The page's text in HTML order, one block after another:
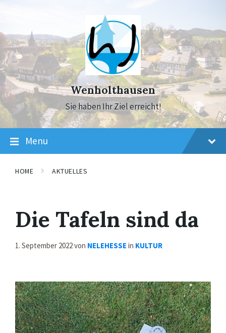
navigation
Wenholthausen
Sie haben Ihr Ziel erreicht!
Menu
HOME AKTUELLES
Die Tafeln sind da
1. September 2022von NELEHESSE in KULTUR